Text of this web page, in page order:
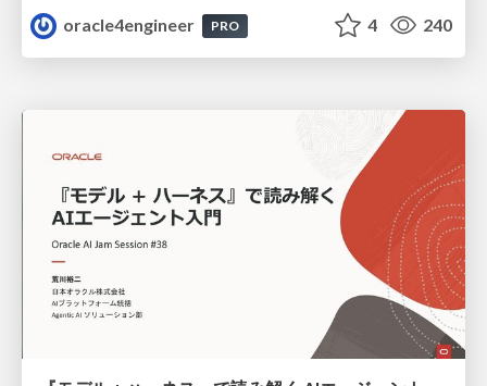
oracle4engineer
PRO 4 240